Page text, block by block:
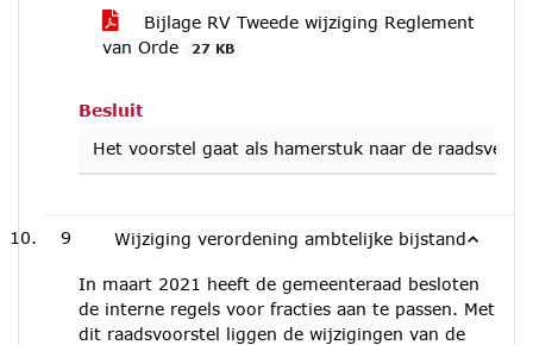
Bijlage RV Tweede wijziging Reglement
van Orde
27 KB
Besluit
Het voorstel gaat als hamerstuk naar de
9 Wijziging verordening ambtelijke bijstand
In maart 2021 heeft de gemeenteraad besloten
de interne regels voor fracties aan te passen. Met
dit raadsvoorstel liggen de wijzigingen van de